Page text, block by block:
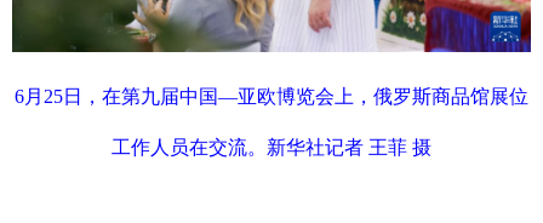
6月25日，在第九届中国—亚欧博览会上，俄罗斯商品馆展位
工作人员在交流。新华社记者 王菲 摄